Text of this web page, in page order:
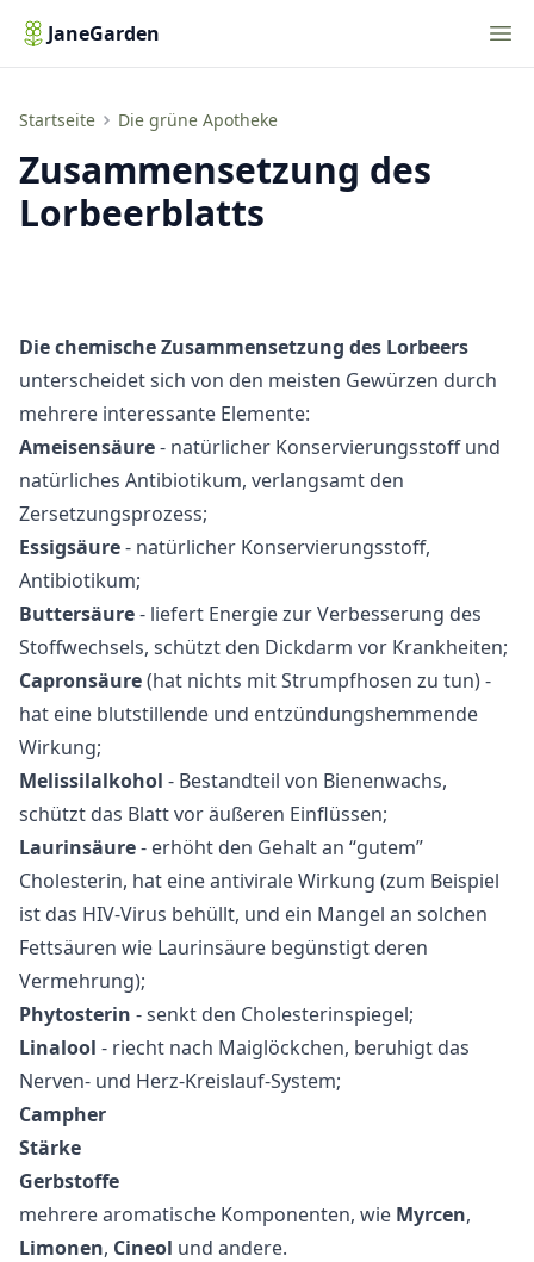
JaneGarden
Startseite Die grüne Apotheke
Zusammensetzung des Lorbeerblatts
Zusammensetzung des
Lorbeerblatts
Die chemische Zusammensetzung des Lorbeers
unterscheidet sich von den meisten Gewürzen durch
mehrere interessante Elemente:
Ameisensäure- natürlicher Konservierungsstoff und
natürliches Antibiotikum, verlangsamt den
Zersetzungsprozess;
Essigsäure- natürlicher Konservierungsstoff,
Antibiotikum;
Buttersäure- liefert Energie zur Verbesserung des
Stoffwechsels, schützt den Dickdarm vor Krankheiten;
Capronsäure(hat nichts mit Strumpfhosen zu tun) -
hat eine blutstillende und entzündungshemmende
Wirkung;
Melissilalkohol - Bestandteil von Bienenwachs,
schützt das Blatt vor äußeren Einflüssen;
Laurinsäure- erhöht den Gehalt an “gutem”
Cholesterin, hat eine antivirale Wirkung (zum Beispiel
ist das HIV-Virus behüllt, und ein Mangel an solchen
Fettsäuren wie Laurinsäure begünstigt deren
Vermehrung);
Phytosterin - senkt den Cholesterinspiegel;
Linalool - riecht nach Maiglöckchen, beruhigt das
Nerven- und Herz-Kreislauf-System;
Campher
Stärke
Gerbstoffe
mehrere aromatische Komponenten, wie Myrcen,
Limonen, Cineol und andere.